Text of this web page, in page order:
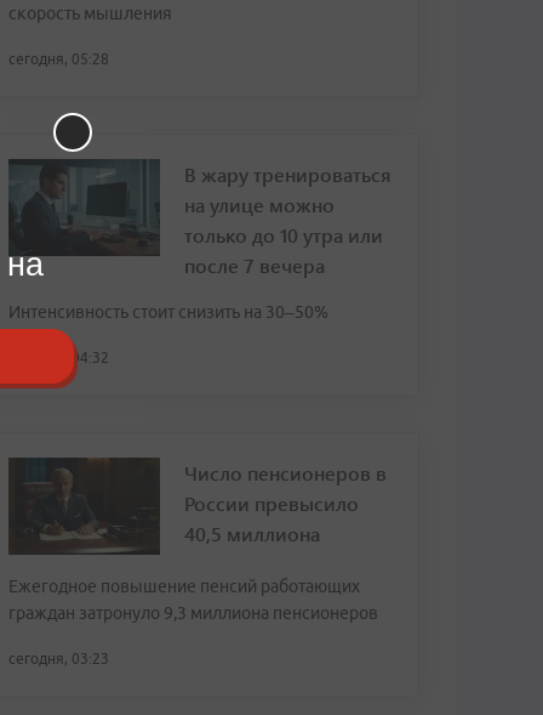
скорость мышления
сегодня, 05:28
В жару тренироваться
на улице можно
только до 10 утра или
после 7 вечера
Интенсивность стоит снизить на 30–50%
сегодня, 04:32
Число пенсионеров в
России превысило
40,5 миллиона
Ежегодное повышение пенсий работающих
граждан затронуло 9,3 миллиона пенсионеров
сегодня, 03:23